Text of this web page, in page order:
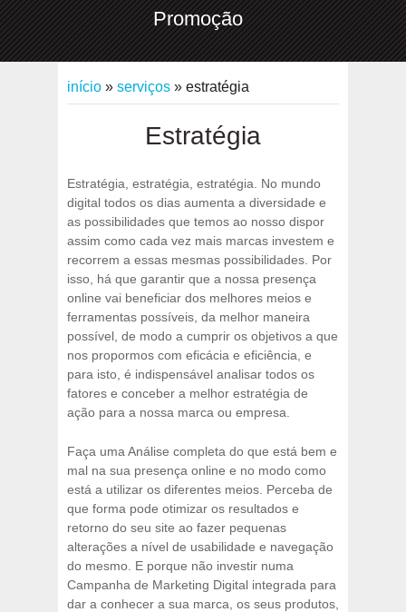
Promoção
início » serviços » estratégia
Estratégia
Estratégia, estratégia, estratégia. No mundo
digital todos os dias aumenta a diversidade e
as possibilidades que temos ao nosso dispor
assim como cada vez mais marcas investem e
recorrem a essas mesmas possibilidades. Por
isso, há que garantir que a nossa presença
online vai beneficiar dos melhores meios e
ferramentas possíveis, da melhor maneira
possível, de modo a cumprir os objetivos a que
nos propormos com eficácia e eficiência, e
para isto, é indispensável analisar todos os
fatores e conceber a melhor estratégia de
ação para a nossa marca ou empresa.
Faça uma Análise completa do que está bem e
mal na sua presença online e no modo como
está a utilizar os diferentes meios. Perceba de
que forma pode otimizar os resultados e
retorno do seu site ao fazer pequenas
alterações a nível de usabilidade e navegação
do mesmo. E porque não investir numa
Campanha de Marketing Digital integrada para
dar a conhecer a sua marca, os seus produtos,